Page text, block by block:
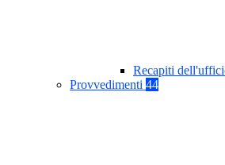
Recapiti
Provvedimenti 44